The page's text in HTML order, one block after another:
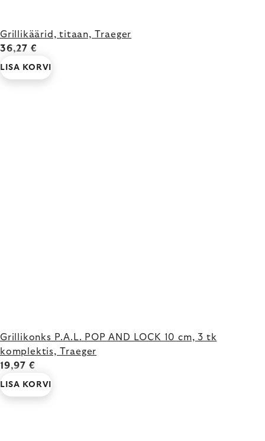
Grillikäärid, titaan, Traeger
36,27 €
LISA KORVI
Grillikonks P.A.L. POP AND LOCK 10 cm, 3 tk
komplektis, Traeger
19,97 €
LISA KORVI